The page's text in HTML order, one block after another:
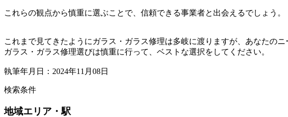
これらの観点から慎重に選ぶことで、信頼できる事業者と出会えるでしょう。
これまで見てきたようにガラス・ガラス修理は多岐に渡りますが、あなたのニ
ガラス・ガラス修理選びは慎重に行って、ベストな選択をしてください。
執筆年月日：2024年11月08日
検索条件
地域エリア・駅